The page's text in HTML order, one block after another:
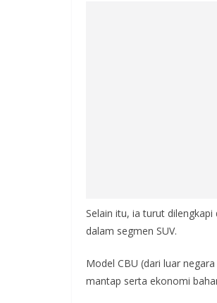
Selain itu, ia turut
dalam segmen SUV.
Model CBU (dari luar
mantap serta ekonomi